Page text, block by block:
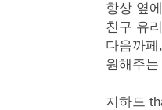
항상 옆
친구 유
다음까
원해주
지하드